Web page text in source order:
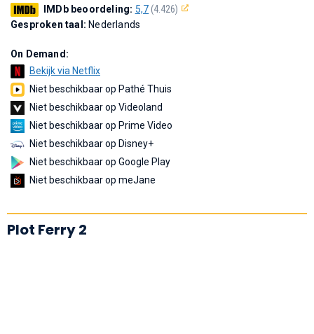
IMDb beoordeling: 5,7(4.426)
Gesproken taal: Nederlands
On Demand:
Bekijk via Netflix
Niet beschikbaar op Pathé Thuis
Niet beschikbaar op Videoland
Niet beschikbaar op Prime Video
Niet beschikbaar op Disney+
Niet beschikbaar op Google Play
Niet beschikbaar op meJane
Plot Ferry 2